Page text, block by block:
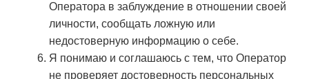
Оператора в заблуждение в отношении своей
личности, сообщать ложную или
недостоверную информацию о себе.
Я понимаю и соглашаюсь с тем, что Оператор
не проверяет достоверность персональных